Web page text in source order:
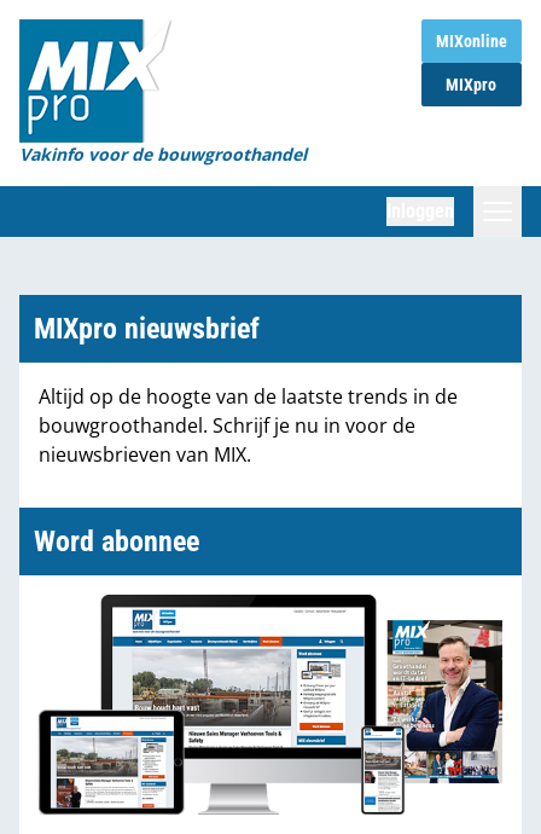
MIXonline
MIXpro
Vakinfo voor de bouwgroothandel
Home
Magazines
Organisaties
Marktcijfers
Partners
MIXpro nieuwsbrief
Altijd op de hoogte van de laatste trends in de
bouwgroothandel. Schrijf je nu in voor de
nieuwsbrieven van MIX.
Word abonnee